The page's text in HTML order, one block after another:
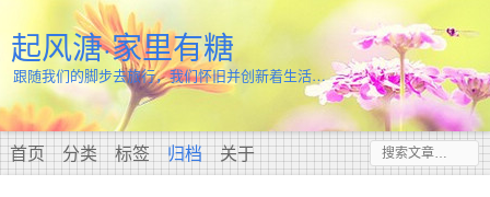
起风溏·家里有糖
跟随我们的脚步去旅行，我们怀旧并创新着生活…
首页 分类 标签 归档 关于